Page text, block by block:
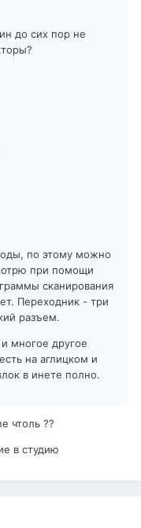
до сих пор не
по этому можно
при помощи
сканирования
Переходник - три
разъем.
многое другое
на аглицком и
в инете полно.
чтоль ??
в студию